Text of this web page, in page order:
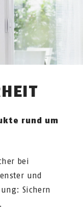
rund um
bei
und
Sichern